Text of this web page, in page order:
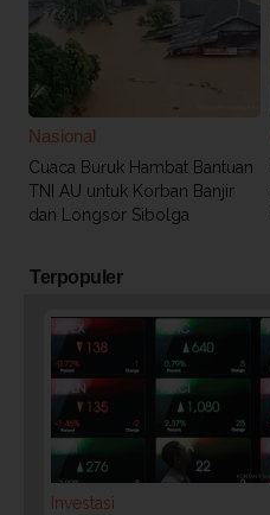
Nasional
Cuaca Buruk Hambat Bantuan
TNI AU untuk Korban Banjir
dan Longsor Sibolga
Terpopuler
Investasi